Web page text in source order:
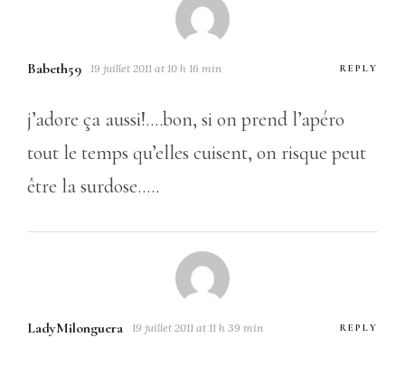
Babeth59 19 juillet 2011 at 10 h 16 min REPLY
j’adore ça aussi!….bon, si on prend l’apéro
tout le temps qu’elles cuisent, on risque peut
être la surdose…..
LadyMilonguera 19 juillet 2011 at 11 h 39 min REPLY